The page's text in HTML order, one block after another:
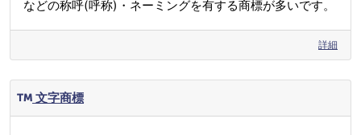
などの称呼(呼称)・ネーミングを有する商標が多いです。
詳細
文字商標